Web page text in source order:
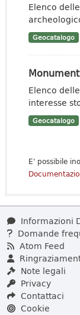
Elenco
Geocatalogo
Elenco
interesse
Geocatalogo
E' possibile
Informazioni
Domande
Atom Feed
Note legali
Privacy
Contattaci
Cookie